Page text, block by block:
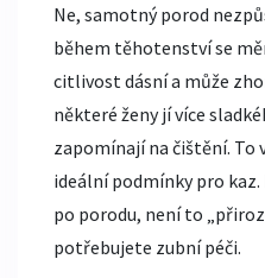
Ne, samotný porod
během těhotenství se
citlivost dásní a může
některé ženy jí více
zapomínají na čištění. To
ideální podmínky pro
po porodu, není to
potřebujete zubní péči.